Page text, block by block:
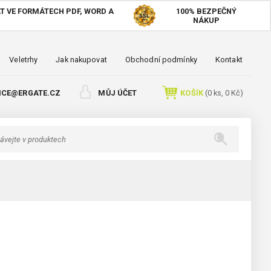
VE FORMÁTECH PDF, WORD A 100% BEZPEČNÝ
NÁKUP
Veletrhy Jak nakupovat Obchodní podmínky Kontakt
MŮJ ÚČET KOŠÍK(0ks, 0 Kč)